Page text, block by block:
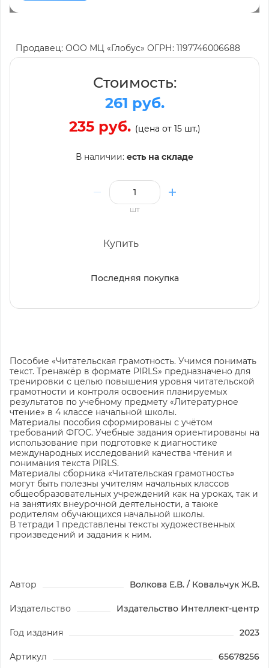
Продавец: ООО МЦ «Глобус» ОГРН: 1197746006688
Стоимость:
261 руб.
235 руб. (цена от 15 шт.)
В наличии: есть на складе
шт
Купить
Последняя покупка
Пособие «Читательская грамотность. Учимся понимать
текст. Тренажёр в формате PIRLS» предназначено для
тренировки с целью повышения уровня читательской
грамотности и контроля освоения планируемых
результатов по учебному предмету «Литературное
чтение» в 4 классе начальной школы.
Материалы пособия сформированы с учётом
требований ФГОС. Учебные задания ориентированы на
использование при подготовке к диагностике
международных исследований качества чтения и
понимания текста PIRLS.
Материалы сборника «Читательская грамотность»
могут быть полезны учителям начальных классов
общеобразовательных учреждений как на уроках, так и
на занятиях внеурочной деятельности, а также
родителям обучающихся начальной школы.
В тетради 1 представлены тексты художественных
произведений и задания к ним.
Автор Волкова Е.В. / Ковальчук Ж.В.
Издательство Издательство Интеллект-центр
Год издания 2023
Артикул 65678256